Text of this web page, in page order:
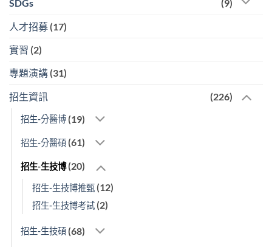
SDGs (9)
人才招募 (17)
實習 (2)
專題演講 (31)
招生資訊 (226)
招生-分醫博 (19)
招生-分醫碩 (61)
招生-生技博(20)
招生-生技博推甄 (12)
招生-生技博考試 (2)
招生-生技碩 (68)